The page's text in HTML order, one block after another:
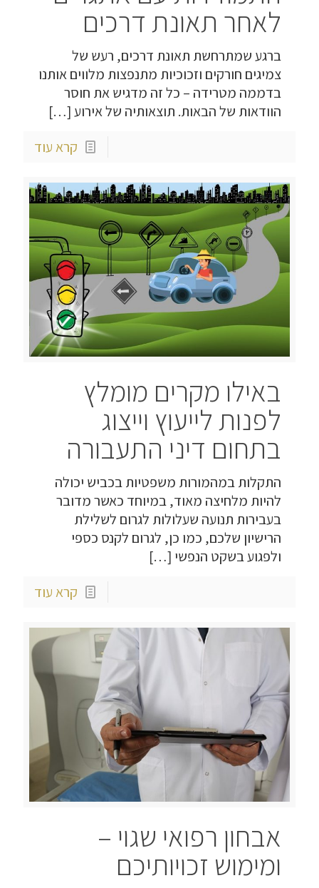
לאחר תאונת דרכים
ברגע שמתרחשת תאונת דרכים, רעש של
צמיגים חורקים וזכוכיות מתנפצות מלווים אותנו
בדממה מטרידה – כל זה מדגיש את חוסר
הוודאות של הבאות. תוצאותיה של אירוע[…]
קרא עוד
באילו מקרים מומלץ
לפנות לייעוץ וייצוג
בתחום דיני התעבורה
התקלות במהמורות משפטיות בכביש יכולה
להיות מלחיצה מאוד, במיוחד כאשר מדובר
בעבירות תנועה שעלולות לגרום לשלילת
הרישיון שלכם, כמו כן, לגרום לקנס כספי
ולפגוע בשקט הנפשי […]
קרא עוד
אבחון רפואי שגוי –
ומימוש זכויותיכם